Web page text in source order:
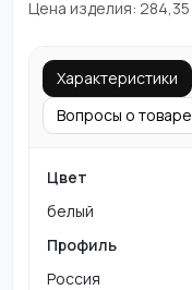
Цена изделия: 284,35
Характеристики
Вопросы о товаре
Цвет
белый
Профиль
Россия